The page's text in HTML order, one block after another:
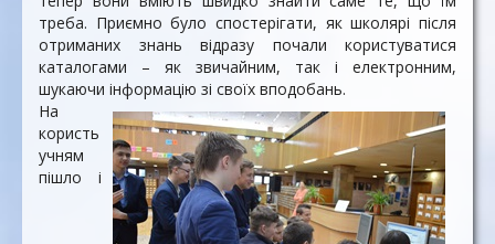
треба. Приємно було спостерігати, як школярі після
отриманих знань відразу почали користуватися
каталогами – як звичайним, так і електронним,
шукаючи інформацію зі своїх вподобань.
На
користь
учням
пішло і